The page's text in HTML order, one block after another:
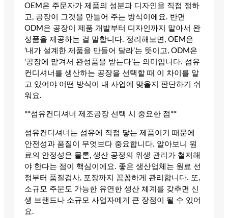
OEM은 주문자가 제품의 성분과 디자인을 직접 정하
고, 공장이 그것을 만들어 주는 방식이에요. 반면
ODM은 공장이 제품 개발부터 디자인까지 맡아서 완
성품을 제공하는 걸 말합니다. 정리해보면, OEM은
‘내가 설계한 제품을 만들어 달라’는 뜻이고, ODM은
‘공장에 맡겨서 완성품을 받는다’는 의미입니다. 섬유
컨디셔너를 생산하는 공장을 선택할 때 이 차이를 알
고 있어야 어떤 방식이 내 사업에 맞을지 판단하기 쉬
워요.
**섬유컨디셔너 제조공장 선택 시 중요한 점**
섬유컨디셔너는 섬유에 직접 닿는 제품이기 때문에
안전성과 품질이 무엇보다 중요합니다. 알아보니 원
료의 안정성은 물론, 생산 공정의 위생 관리가 철저해
야 한다는 점이 핵심이에요. 좋은 생산업체는 원료 선
정부터 품질검사, 포장까지 꼼꼼하게 관리합니다. 또,
소규모 주문도 가능한 유연한 생산 체계를 갖추면 신
생 브랜드나 소규모 사업자에게 큰 장점이 될 수 있어
요.